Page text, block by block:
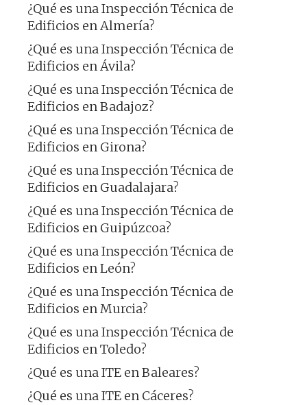
¿Qué es una Inspección Técnica de
Edificios en Almería?
¿Qué es una Inspección Técnica de
Edificios en Ávila?
¿Qué es una Inspección Técnica de
Edificios en Badajoz?
¿Qué es una Inspección Técnica de
Edificios en Girona?
¿Qué es una Inspección Técnica de
Edificios en Guadalajara?
¿Qué es una Inspección Técnica de
Edificios en Guipúzcoa?
¿Qué es una Inspección Técnica de
Edificios en León?
¿Qué es una Inspección Técnica de
Edificios en Murcia?
¿Qué es una Inspección Técnica de
Edificios en Toledo?
¿Qué es una ITE en Baleares?
¿Qué es una ITE en Cáceres?